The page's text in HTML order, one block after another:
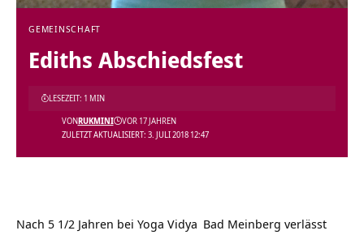
GEMEINSCHAFT
Ediths Abschiedsfest
ZULETZT AKTUALISIERT: 3. JULI 2018 12:47
VONRUKMINI VOR 17 JAHREN
LESEZEIT: 1 MIN
Nach 5 1/2 Jahren bei Yoga Vidya Bad Meinberg verlässt